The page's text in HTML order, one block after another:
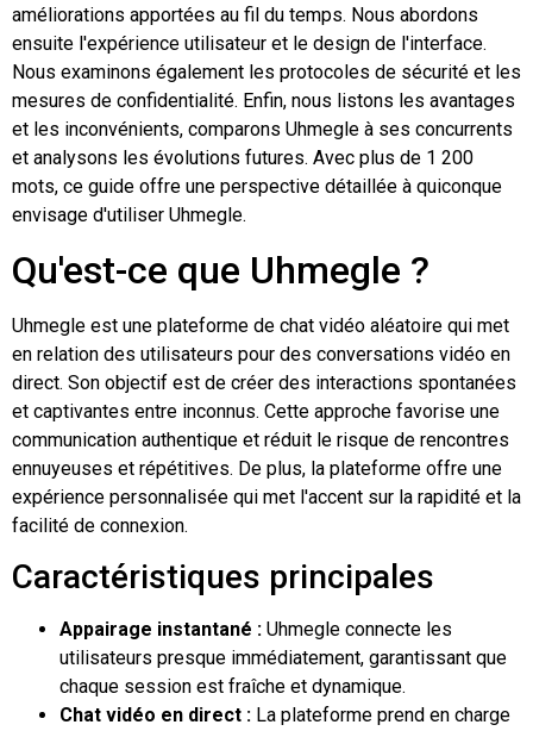
améliorations apportées au fil du temps. Nous abordons
ensuite l'expérience utilisateur et le design de l'interface.
Nous examinons également les protocoles de sécurité et les
mesures de confidentialité. Enfin, nous listons les avantages
et les inconvénients, comparons Uhmegle à ses concurrents
et analysons les évolutions futures. Avec plus de 1 200
mots, ce guide offre une perspective détaillée à quiconque
envisage d'utiliser Uhmegle.
Qu'est-ce que Uhmegle ?
Uhmegle est une plateforme de chat vidéo aléatoire qui met
en relation des utilisateurs pour des conversations vidéo en
direct. Son objectif est de créer des interactions spontanées
et captivantes entre inconnus. Cette approche favorise une
communication authentique et réduit le risque de rencontres
ennuyeuses et répétitives. De plus, la plateforme offre une
expérience personnalisée qui met l'accent sur la rapidité et la
facilité de connexion.
Caractéristiques principales
Appairage instantané : Uhmegle connecte les
utilisateurs presque immédiatement, garantissant que
chaque session est fraîche et dynamique.
Chat vidéo en direct : La plateforme prend en charge